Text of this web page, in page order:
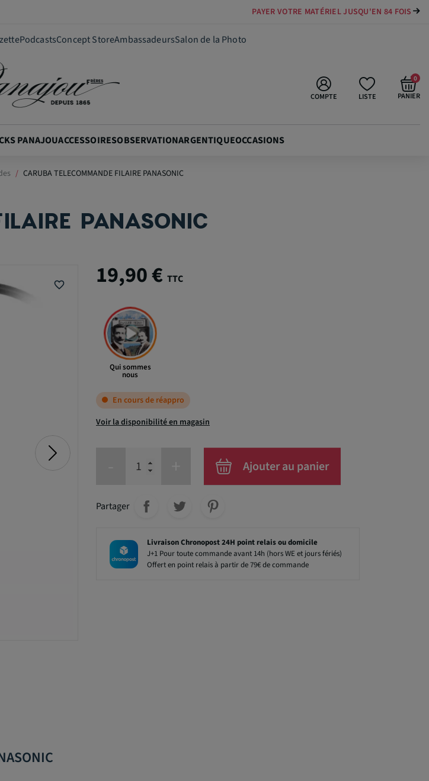
PAYER VOTRE MATÉRIEL JUSQU'EN 84 FOIS
TOUTES LES PROMOTIONS EN COURS
PodcastsConcept StoreAmbassadeursSalon de la Photo
LISTE
COMPTE PANIER
0
PANAJOUACCESSOIRESOBSERVATIONARGENTIQUEOCCASIONS
CARUBA TELECOMMANDE FILAIRE PANASONIC
PANASONIC
favorite_border 19,90 € TTC
Qui sommes
nous
En cours de réappro
Voir la disponibilité en magasin
Ajouter au panier
19,90 €
Partager
Livraison Chronopost 24H point relais ou domicile
J+1 Pour toute commande avant 14h (hors WE et jours fériés)
Offert en point relais à partir de 79€ de commande